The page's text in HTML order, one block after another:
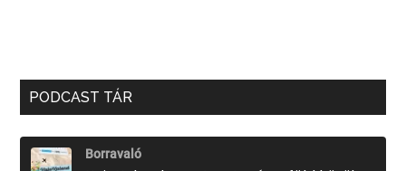
PODCAST TÁR
Borravaló